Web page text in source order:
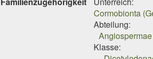
Cormobionta
Abteilung:
Klasse: